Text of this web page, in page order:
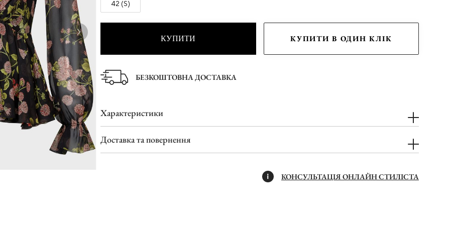
Туфлі
Шльопанці
42 (S)
КУПИТИ КУПИТИ В ОДИН КЛІК
БЕЗКОШТОВНА ДОСТАВКА
Характеристики
Доставка та повернення
КОНСУЛЬТАЦІЯ ОНЛАЙН СТИЛІСТА